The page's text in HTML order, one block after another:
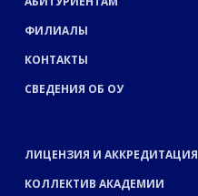
ФИЛИАЛЫ
КОНТАКТЫ
СВЕДЕНИЯ ОБ ОУ
ЛИЦЕНЗИЯ И АККРЕДИТАЦИЯ
КОЛЛЕКТИВ АКАДЕМИИ